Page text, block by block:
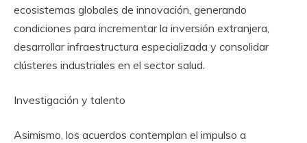
ecosistemas globales de innovación, generando
condiciones para incrementar la inversión extranjera,
desarrollar infraestructura especializada y consolidar
clústeres industriales en el sector salud.
Investigación y talento
Asimismo, los acuerdos contemplan el impulso a